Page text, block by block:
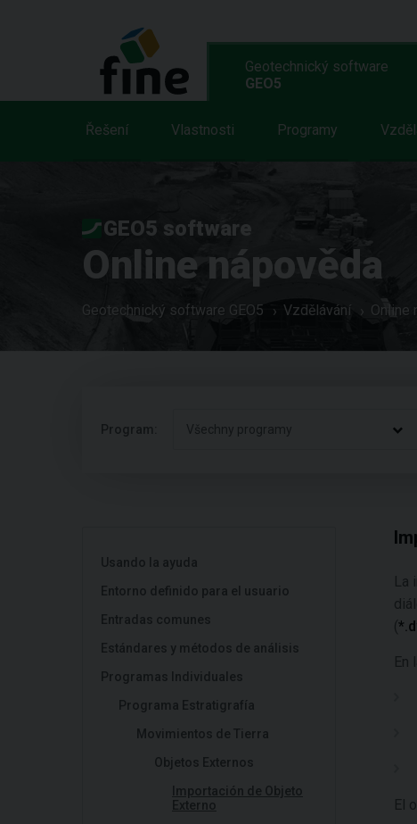
Geotechnický software
GEO5
Řešení Vlastnosti Programy
GEO5 software
Online nápověda
Geotechnický software GEO5 Vzdělávání Online
Program: Všechny programy
Usando la ayuda
Entorno definido para el usuario
Entradas comunes
Estándares y métodos de análisis
Programas Individuales
Programa Estratigrafía
Movimientos de Tierra
Objetos Externos
Importación de Objeto
Externo
La
(
En
El